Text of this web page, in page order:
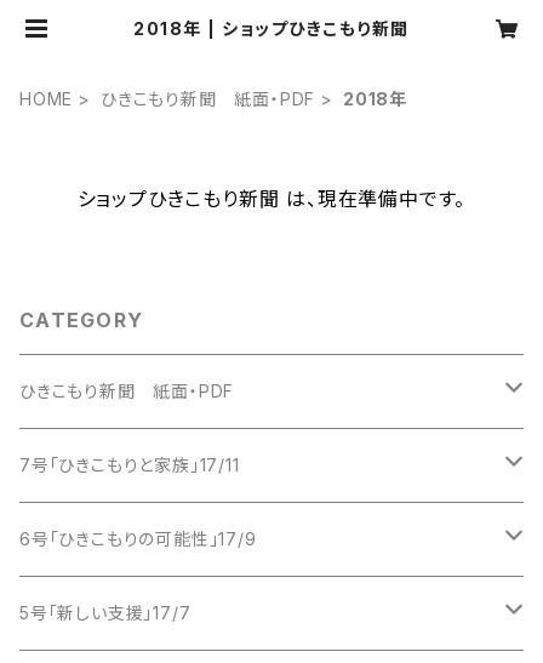
2018年 | ショップひきこもり新聞
HOME ひきこもり新聞 紙面・PDF 2018年
ショップひきこもり新聞 は、現在準備中です。
CATEGORY
ひきこもり新聞 紙面・PDF
2016年
創刊号
2017年
2017年 1月号
2018年
7号「ひきこもりと家族」17/11
紙版
PDF版
6号「ひきこもりの可能性」17/9
紙版
5号「新しい支援」17/7